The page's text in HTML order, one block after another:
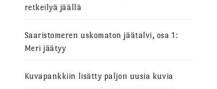
retkeilyä jäällä
Saaristomeren uskomaton jäätalvi, osa 1:
Meri jäätyy
Kuvapankkiin lisätty paljon uusia kuvia